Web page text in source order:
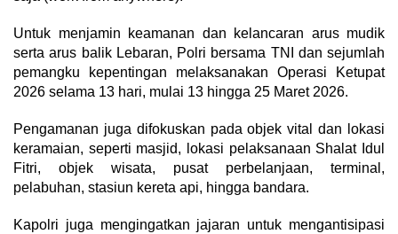
Untuk menjamin keamanan dan kelancaran arus mudik
serta arus balik Lebaran, Polri bersama TNI dan sejumlah
pemangku kepentingan melaksanakan Operasi Ketupat
2026 selama 13 hari, mulai 13 hingga 25 Maret 2026.
Pengamanan juga difokuskan pada objek vital dan lokasi
keramaian, seperti masjid, lokasi pelaksanaan Shalat Idul
Fitri, objek wisata, pusat perbelanjaan, terminal,
pelabuhan, stasiun kereta api, hingga bandara.
Kapolri juga mengingatkan jajaran untuk mengantisipasi